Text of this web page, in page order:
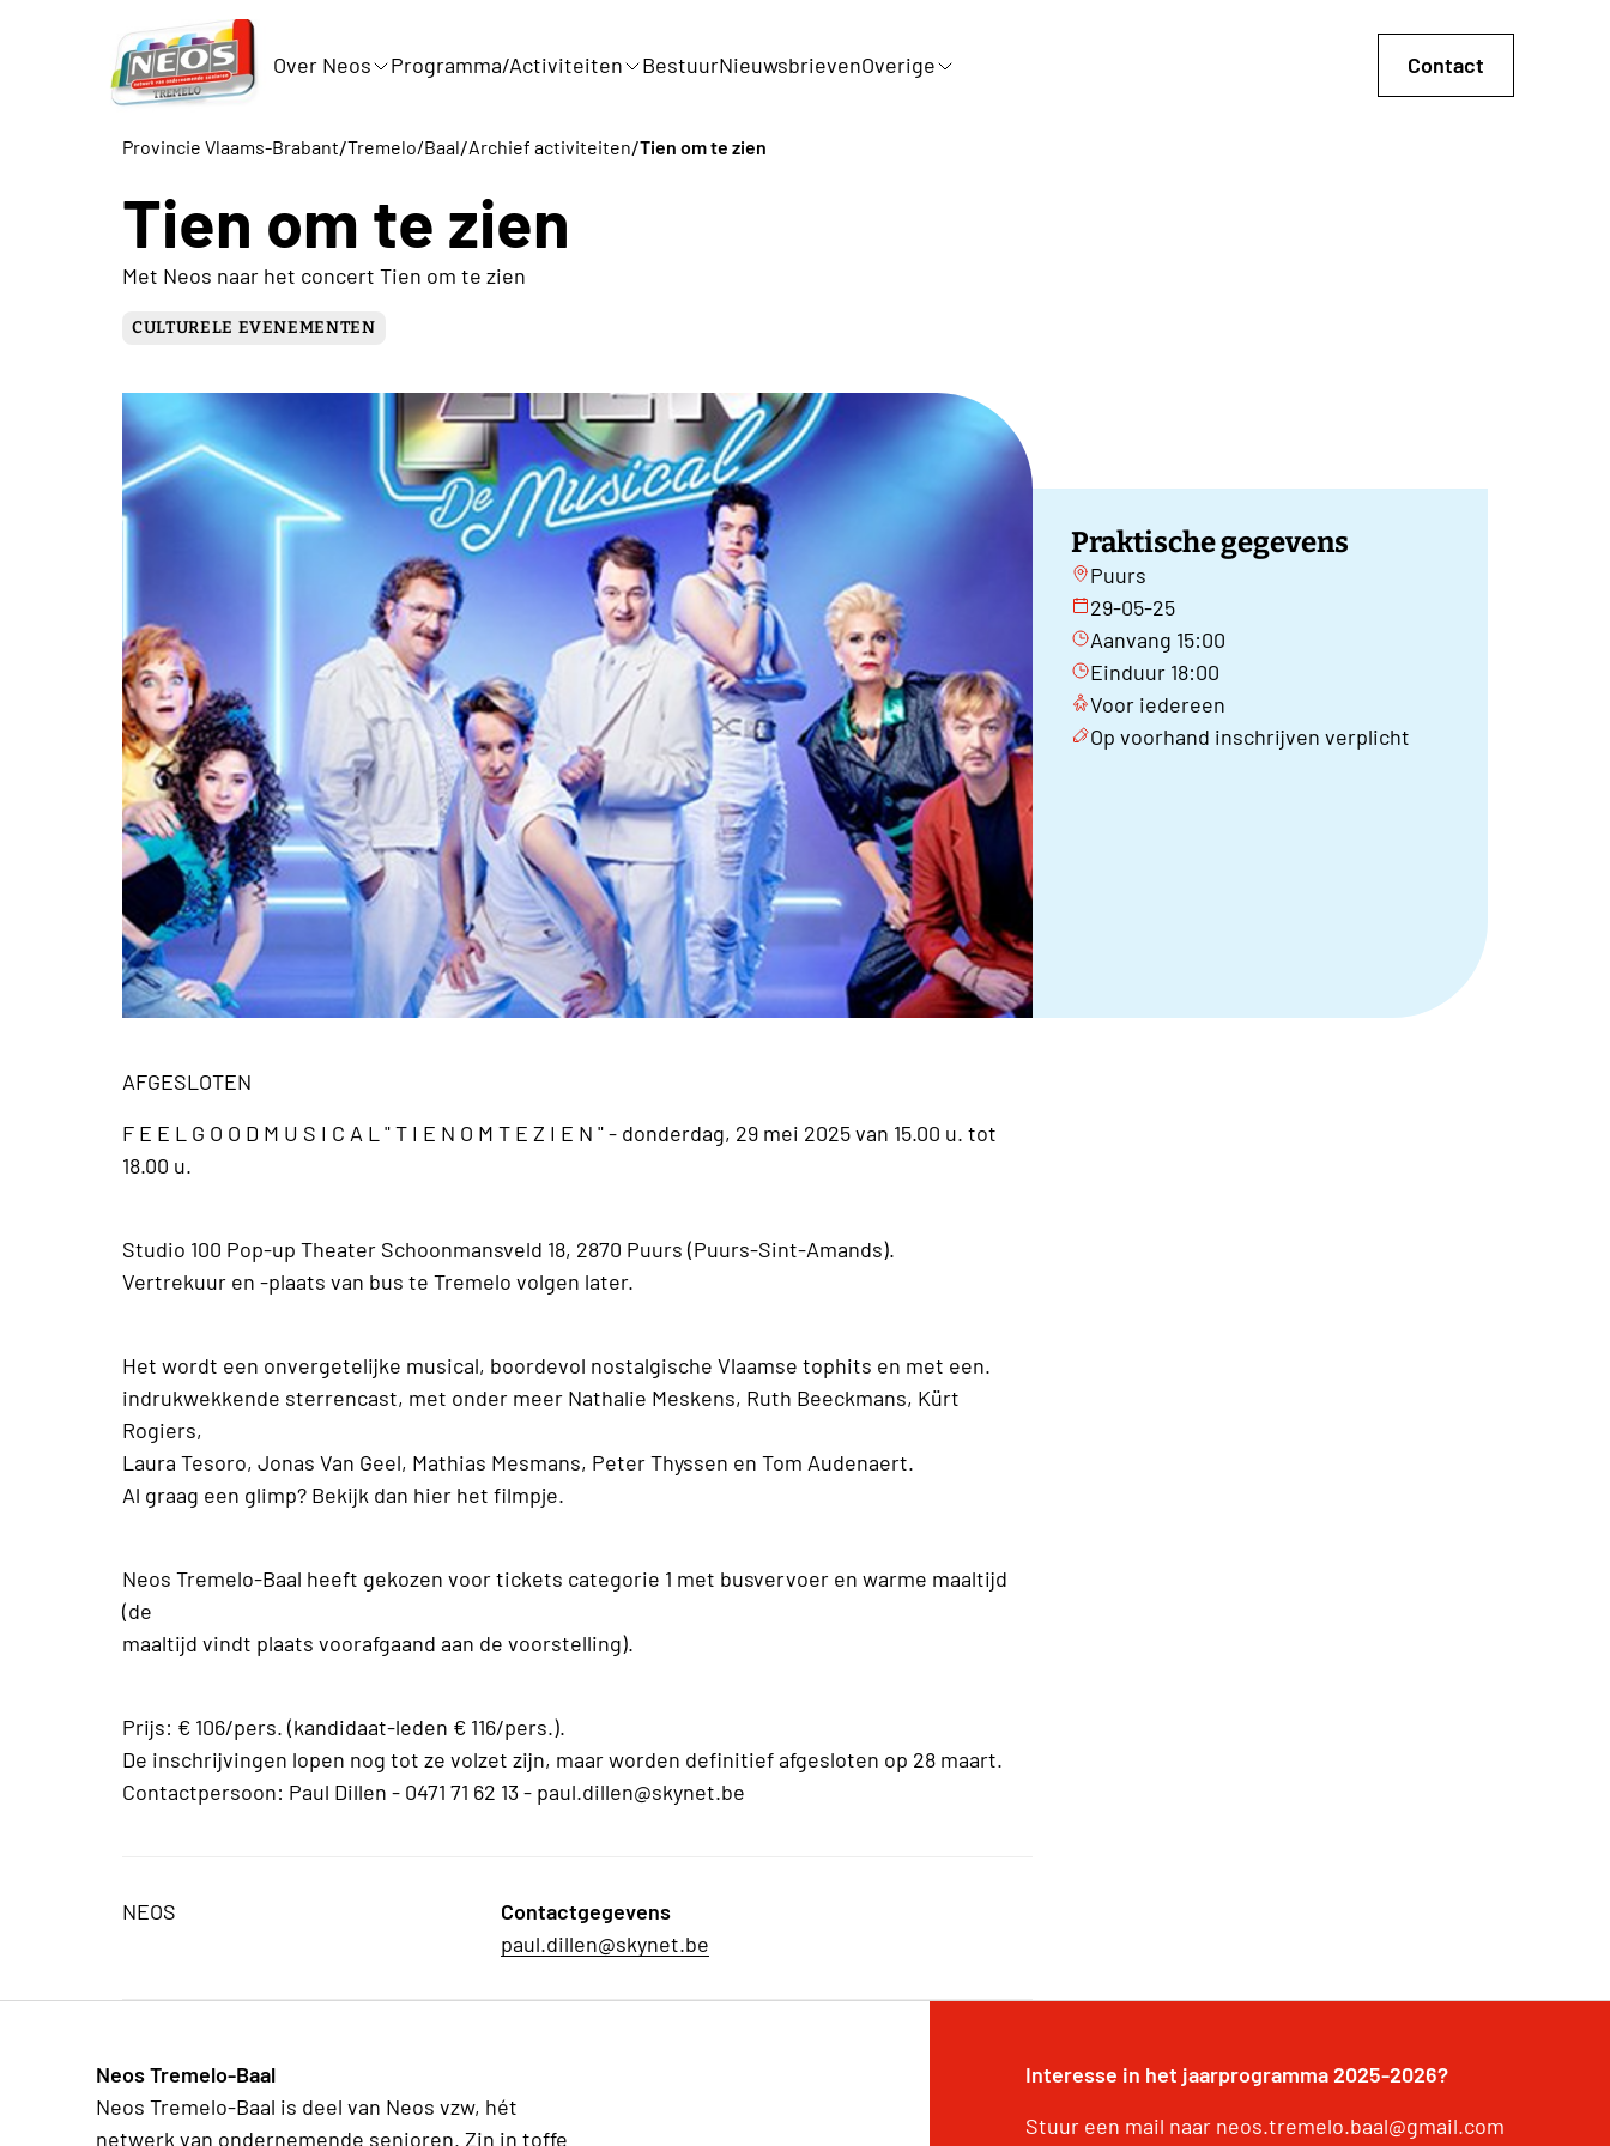
Over Neos Programma/Activiteiten BestuurNieuwsbrievenOverige Contact
Provincie Vlaams-Brabant/Tremelo/Baal/Archief activiteiten/Tien om te zien
Tien om te zien
Met Neos naar het concert Tien om te zien
CULTURELE EVENEMENTEN
Praktische gegevens
Puurs
29-05-25
Aanvang 15:00
Einduur 18:00
Voor iedereen
Op voorhand inschrijven verplicht
AFGESLOTEN
F E E L G O O D M U S I C A L " T I E N O M T E Z I E N " - donderdag, 29 mei 2025 van 15.00 u. tot
18.00 u.
Studio 100 Pop-up Theater Schoonmansveld 18, 2870 Puurs (Puurs-Sint-Amands).
Vertrekuur en -plaats van bus te Tremelo volgen later.
Het wordt een onvergetelijke musical, boordevol nostalgische Vlaamse tophits en met een.
indrukwekkende sterrencast, met onder meer Nathalie Meskens, Ruth Beeckmans, Kürt
Rogiers,
Laura Tesoro, Jonas Van Geel, Mathias Mesmans, Peter Thyssen en Tom Audenaert.
Al graag een glimp? Bekijk dan hier het filmpje.
Neos Tremelo-Baal heeft gekozen voor tickets categorie 1 met busvervoer en warme maaltijd
(de
maaltijd vindt plaats voorafgaand aan de voorstelling).
Prijs: € 106/pers. (kandidaat-leden € 116/pers.).
De inschrijvingen lopen nog tot ze volzet zijn, maar worden definitief afgesloten op 28 maart.
Contactpersoon: Paul Dillen - 0471 71 62 13 - paul.dillen@skynet.be
NEOS
Contactgegevens
paul.dillen@skynet.be
Neos Tremelo-Baal
Neos Tremelo-Baal is deel van Neos vzw, hét
netwerk van ondernemende senioren. Zin in toffe
Interesse in het jaarprogramma 2025-2026?
Stuur een mail naar neos.tremelo.baal@gmail.com